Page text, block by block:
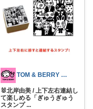
TOM & BERRY 🐶🐰💕
🐰北岸由美 / 上下左右連結し
て楽しめる「ぎゅうぎゅう
スタンプ ...